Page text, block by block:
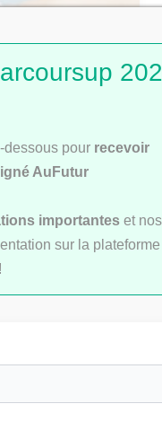
bonne lettre
les
dessous pour recevoir
AuFutur
importantes et nos
sur la plateforme